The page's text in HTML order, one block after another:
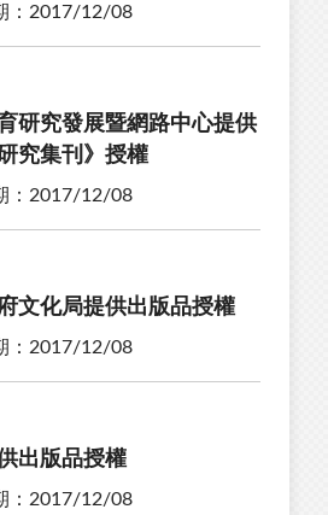
：2017/12/08
研究發展暨網路中心提供
究集刊》授權
：2017/12/08
文化局提供出版品授權
：2017/12/08
出版品授權
：2017/12/08